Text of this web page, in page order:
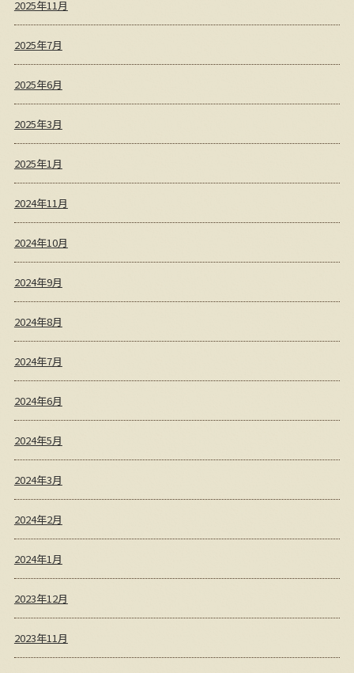
2025年11月
2025年7月
2025年6月
2025年3月
2025年1月
2024年11月
2024年10月
2024年9月
2024年8月
2024年7月
2024年6月
2024年5月
2024年3月
2024年2月
2024年1月
2023年12月
2023年11月